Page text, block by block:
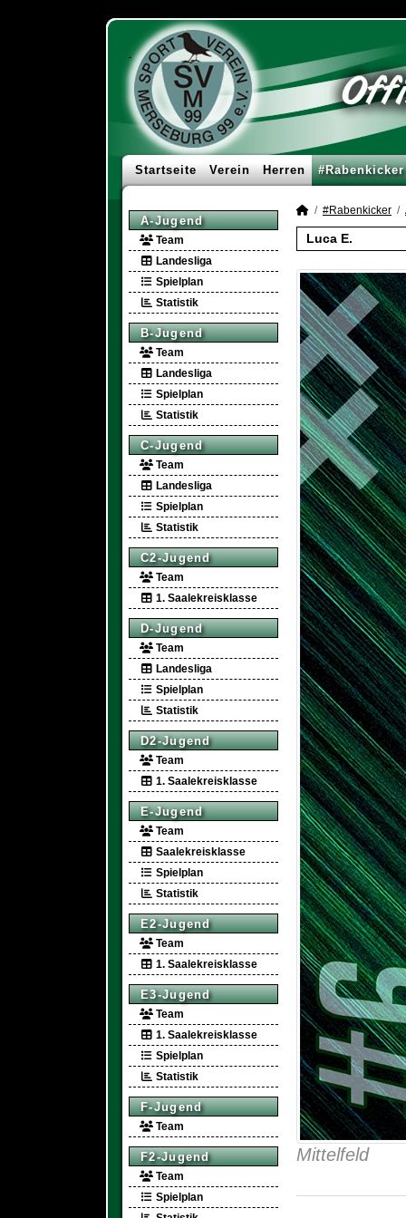
Startseite Verein Herren #Rabenkicker
A-Jugend
Team
Landesliga
Spielplan
Statistik
B-Jugend
Team
Landesliga
Spielplan
Statistik
C-Jugend
Team
Landesliga
Spielplan
Statistik
C2-Jugend
Team
1. Saalekreisklasse
D-Jugend
Team
Landesliga
Spielplan
Statistik
D2-Jugend
Team
1. Saalekreisklasse
E-Jugend
Team
Saalekreisklasse
Spielplan
Statistik
E2-Jugend
Team
1. Saalekreisklasse
E3-Jugend
Team
1. Saalekreisklasse
Spielplan
Statistik
F-Jugend
Team
F2-Jugend
Team
Spielplan
#Rabenkicker
Luca E.
Mittelfeld